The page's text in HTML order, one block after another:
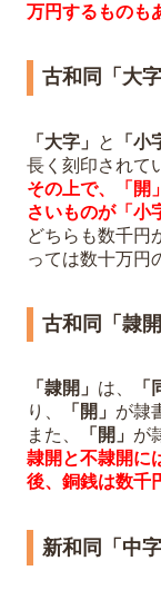
万円するものも
古和同「大字
「大字」 と 「小
長く刻印されて
その上で、「開
さいものが「小
どちらも数千円
っては数十万円
古和同「隷
「隷開」 は、 「
り、
「開」 が隷
また、
「開」 が
隷開と不隷開に
後、銅銭は数千
新和同「中字